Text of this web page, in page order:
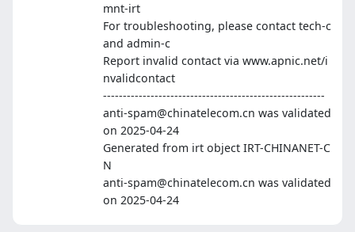
mnt-irt
For troubleshooting, please contact tech-c
and admin-c
Report invalid contact via www.apnic.net/i
nvalidcontact
--------------------------------------------------------
anti-spam@chinatelecom.cn was validated
on 2025-04-24
Generated from irt object IRT-CHINANET-C
N
anti-spam@chinatelecom.cn was validated
on 2025-04-24